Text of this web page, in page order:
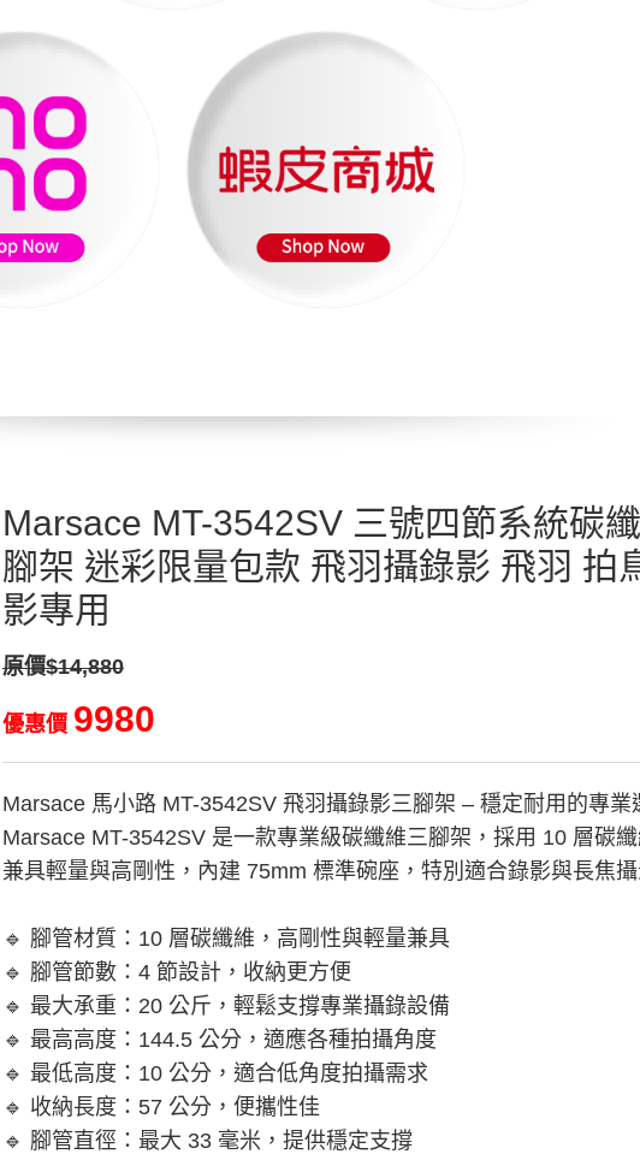
Marsace MT-3542SV 三號四節系統碳
腳架 迷彩限量包款 飛羽攝錄影 飛羽 拍
影專用
原價$14,880
優惠價 9980
Marsace 馬小路 MT-3542SV 飛羽攝錄影三腳架 – 穩定耐用的專業
Marsace MT-3542SV 是一款專業級碳纖維三腳架，採用 10 層碳纖
兼具輕量與高剛性，內建 75mm 標準碗座，特別適合錄影與長焦攝
🔹 腳管材質：10 層碳纖維，高剛性與輕量兼具
🔹 腳管節數：4 節設計，收納更方便
🔹 最大承重：20 公斤，輕鬆支撐專業攝錄設備
🔹 最高高度：144.5 公分，適應各種拍攝角度
🔹 最低高度：10 公分，適合低角度拍攝需求
🔹 收納長度：57 公分，便攜性佳
🔹 腳管直徑：最大 33 毫米，提供穩定支撐